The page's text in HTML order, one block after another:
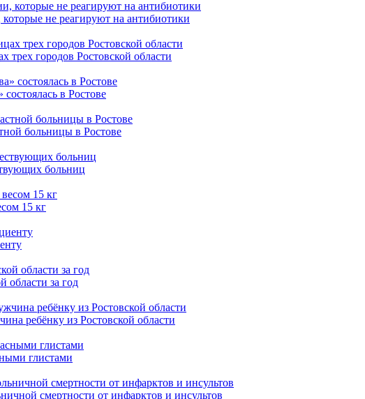
не реагируют на антибиотики
трех городов Ростовской области
в Ростове
больницы в Ростове
больниц
15 кг
области за год
ребёнку из Ростовской области
глистами
смертности от инфарктов и инсультов